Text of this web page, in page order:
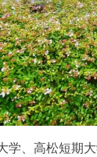
学、高松短期